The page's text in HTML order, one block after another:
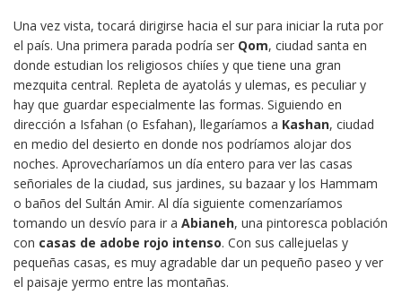
Una vez vista, tocará dirigirse hacia el sur para iniciar la ruta por
el país. Una primera parada podría ser Qom, ciudad santa en
donde estudian los religiosos chiíes y que tiene una gran
mezquita central. Repleta de ayatolás y ulemas, es peculiar y
hay que guardar especialmente las formas. Siguiendo en
dirección a Isfahan (o Esfahan), llegaríamos a Kashan, ciudad
en medio del desierto en donde nos podríamos alojar dos
noches. Aprovecharíamos un día entero para ver las casas
señoriales de la ciudad, sus jardines, su bazaar y los Hammam
o baños del Sultán Amir. Al día siguiente comenzaríamos
tomando un desvío para ir a Abianeh, una pintoresca población
con casas de adobe rojo intenso. Con sus callejuelas y
pequeñas casas, es muy agradable dar un pequeño paseo y ver
el paisaje yermo entre las montañas.